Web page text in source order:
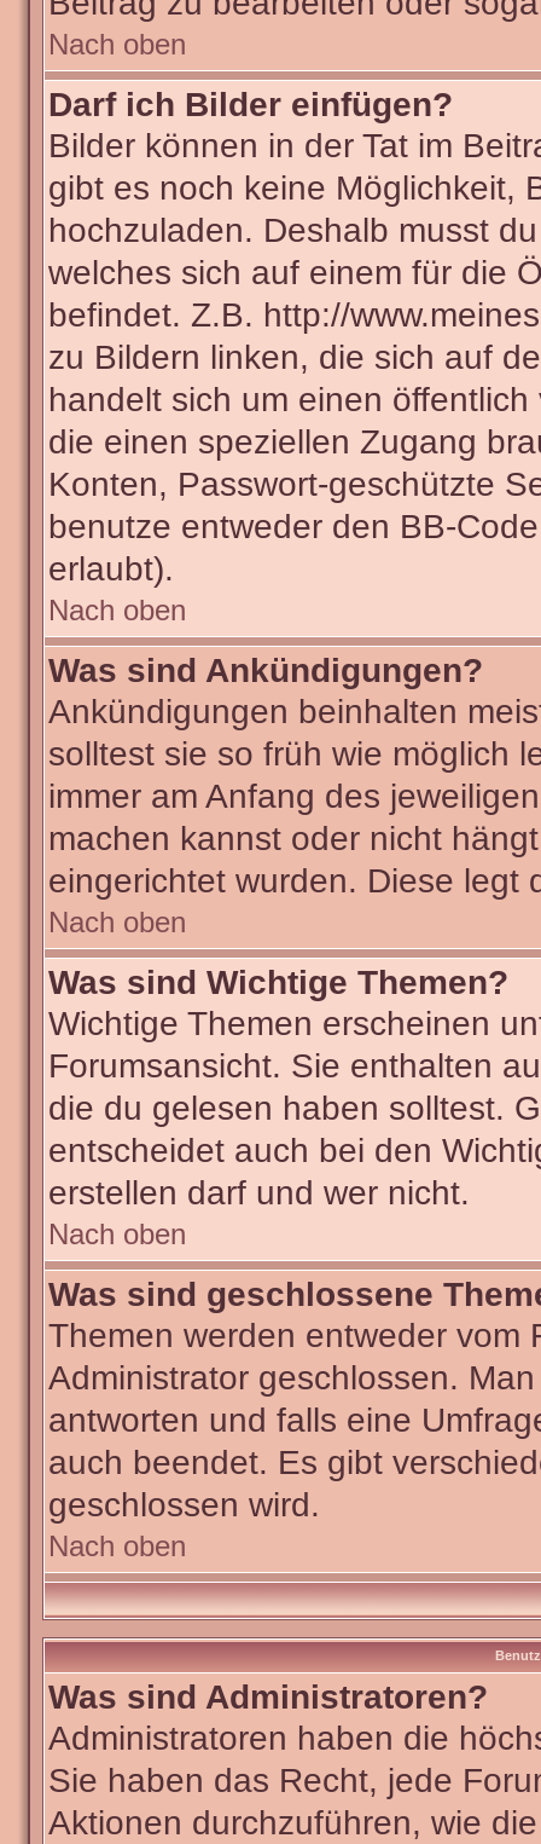
Nach oben
Darf ich Bilder einfügen?
Bilder können in der Tat im
gibt es noch keine Möglichkeit,
hochzuladen. Deshalb musst
welches sich auf einem für die
befindet. Z.B. http://
zu Bildern linken, die sich auf
handelt sich um einen
die einen speziellen Zugang
Konten, Passwort-geschützte
benutze entweder den BB-
erlaubt).
Nach oben
Was sind Ankündigungen?
Ankündigungen beinhalten
solltest sie so früh wie möglich
immer am Anfang des
machen kannst oder nicht
eingerichtet wurden. Diese legt
Nach oben
Was sind Wichtige Themen?
Wichtige Themen erscheinen
Forumsansicht. Sie enthalten
die du gelesen haben solltest.
entscheidet auch bei den
erstellen darf und wer nicht.
Nach oben
Was sind geschlossene
Themen werden entweder vom
Administrator geschlossen.
antworten und falls eine
auch beendet. Es gibt
geschlossen wird.
Nach oben
Was sind Administratoren?
Administratoren haben die
Sie haben das Recht, jede
Aktionen durchzuführen, wie